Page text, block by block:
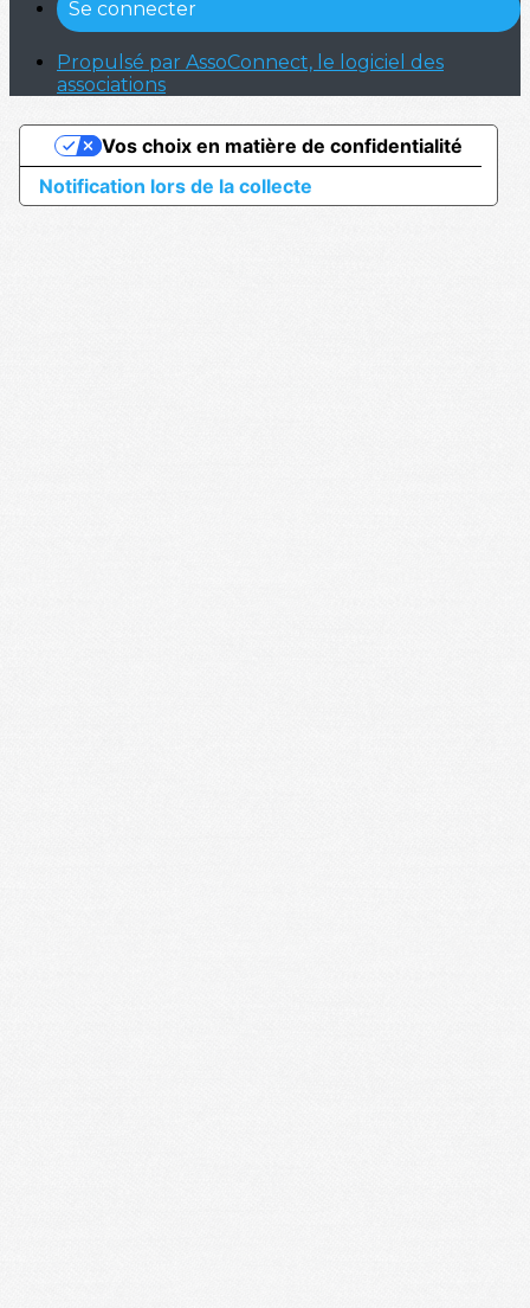
Se connecter
Propulsé par AssoConnect, le logiciel des
associations
Notification lors de la collecte
Vos choix en matière de confidentialité